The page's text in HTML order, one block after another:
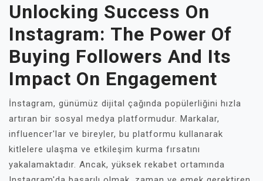
Unlocking Success On
Instagram: The Power Of
Buying Followers And Its
Impact On Engagement
İnstagram, günümüz dijital çağında popülerliğini hızla
artıran bir sosyal medya platformudur. Markalar,
influencer'lar ve bireyler, bu platformu kullanarak
kitlelere ulaşma ve etkileşim kurma fırsatını
yakalamaktadır. Ancak, yüksek rekabet ortamında